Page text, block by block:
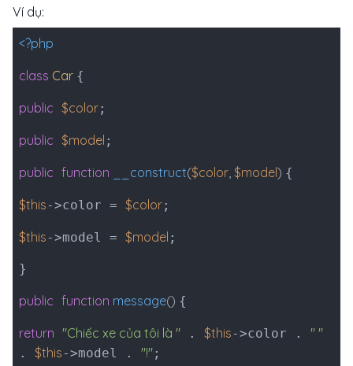
Ví dụ:
<?php
class Car {
public $color;
public $model ;
public function __construct($color, $model) {
$this->color = $color;
$this->model = $model ;
}
public function message() {
return "Chiếc xe của tôi là " . $this->color . " "
. $this->model . "!";